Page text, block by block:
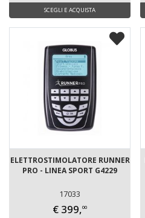
SCEGLI E ACQUISTA
ELETTROSTIMOLATORE RUNNER
PRO - LINEA SPORT G4229
17033
€ 399,00